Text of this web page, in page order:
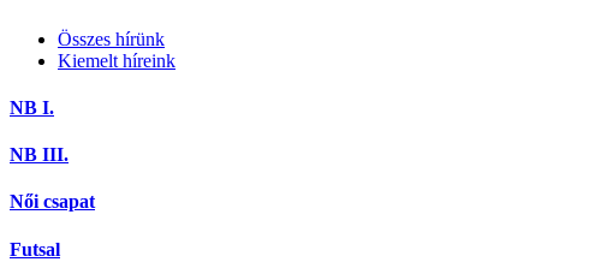
Összes hírünk
Kiemelt híreink
NB I.
NB III.
Női csapat
Futsal